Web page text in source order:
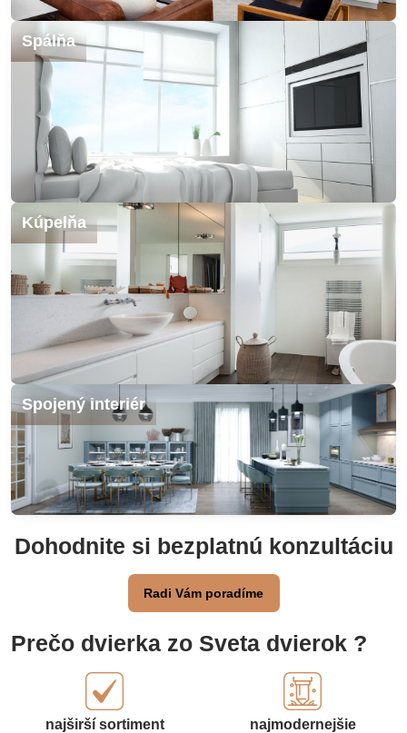
Spálňa
Kúpelňa
Spojený interiér
Dohodnite si bezplatnú konzultáciu
Radi Vám poradíme
Prečo dvierka zo Sveta dvierok ?
najširší sortiment
najmodernejšie